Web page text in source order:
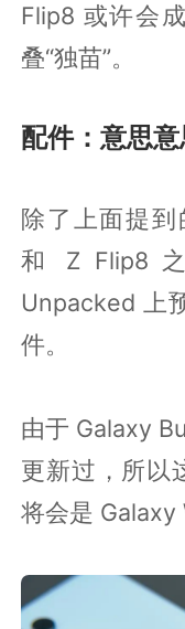
Flip8 或许会
叠“独苗”。
配件：意思
除了上面提
和 Z Flip8
Unpacked 上
件。
由于 Galaxy
更新过，所以
将会是 Galaxy